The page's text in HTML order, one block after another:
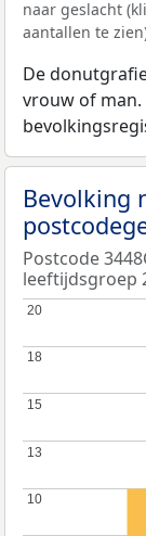
naar geslacht
aantallen te
De
vrouw of
Bevolking
Postcode
leeftijdsgroep
10
10
13
13
15
15
18
18
20
20